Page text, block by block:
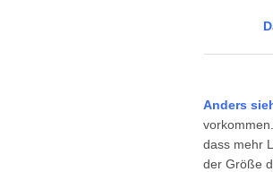
Anders
dass mehr
der Größe